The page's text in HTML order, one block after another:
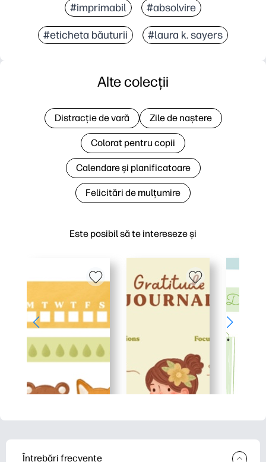
#imprimabil #absolvire
#eticheta băuturii #laura k. sayers
Este posibil să te intereseze și
Alte colecții
Distracție de vară Zile de naștere
Colorat pentru copii
Calendare și planificatoare
Felicitări de mulțumire
Întrebări frecvente